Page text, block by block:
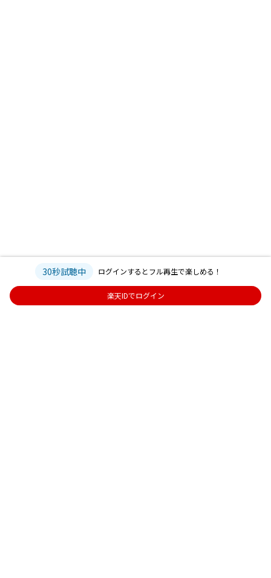
30秒試聴中 ログインするとフル再生で楽しめる！
楽天IDでログイン